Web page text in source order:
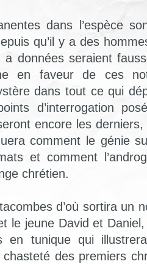
dans l’espèce
qu’il y a des
a données seraient
en faveur de ces
dans tout ce qui
d’interrogation
encore les
comment le génie
et comment
chrétien.
d’où sortira un
le jeune David et
en tunique qui
chasteté des premiers